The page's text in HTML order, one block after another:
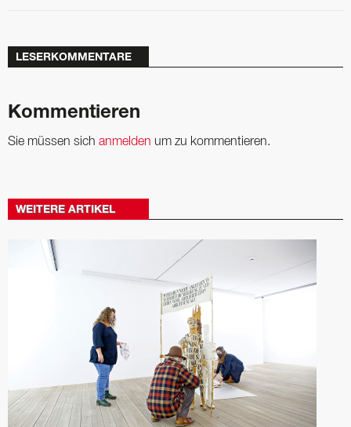
LESERKOMMENTARE
Kommentieren
Sie müssen sich anmelden um zu kommentieren.
WEITERE ARTIKEL